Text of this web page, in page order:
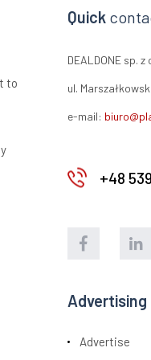
to
Quick
DEALDONE sp. z
ul.
e-mail:
+48
Advertising
Advertise